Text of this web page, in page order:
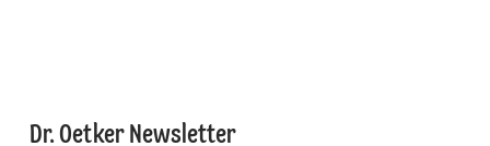
Dr. Oetker Newsletter